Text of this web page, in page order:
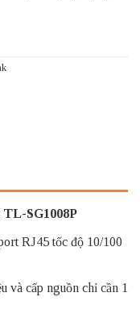
SG1008P
RJ45 tốc độ 10/100
cấp nguồn chỉ cần 1